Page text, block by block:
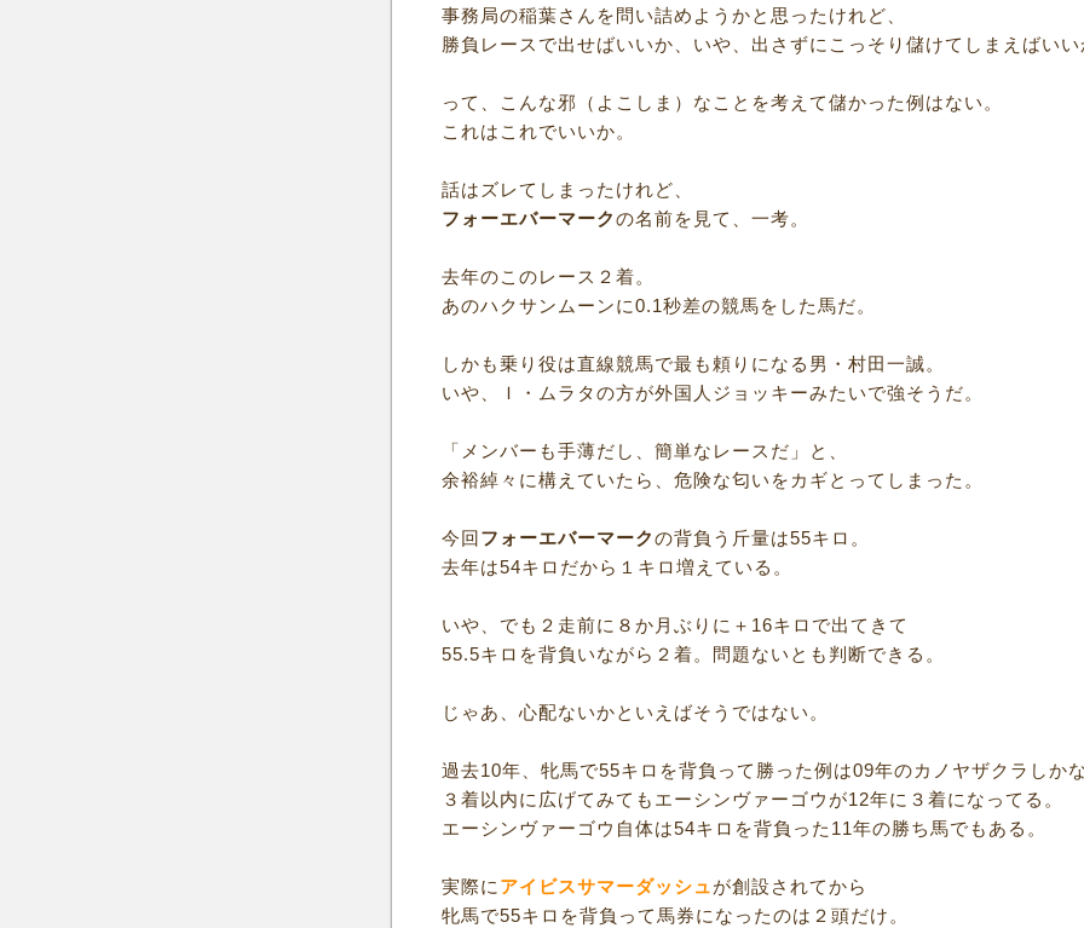
事務局の稲葉さんを問い詰めようかと思ったけれど、
勝負レースで出せばいいか、いや、出さずにこっそり儲けてしまえばい
って、こんな邪（よこしま）なことを考えて儲かった例はない。
これはこれでいいか。
話はズレてしまったけれど、
フォーエバーマークの名前を見て、一考。
去年のこのレース２着。
あのハクサンムーンに0.1秒差の競馬をした馬だ。
しかも乗り役は直線競馬で最も頼りになる男・村田一誠。
いや、Ｉ・ムラタの方が外国人ジョッキーみたいで強そうだ。
「メンバーも手薄だし、簡単なレースだ」と、
余裕綽々に構えていたら、危険な匂いをカギとってしまった。
今回 フォーエバーマークの背負う斤量は55キロ。
去年は54キロだから１キロ増えている。
いや、でも２走前に８か月ぶりに＋16キロで出てきて
55.5キロを背負いながら２着。問題ないとも判断できる。
じゃあ、心配ないかといえばそうではない。
過去10年、牝馬で55キロを背負って勝った例は09年のカノヤザクラしか
３着以内に広げてみてもエーシンヴァーゴウが12年に３着になってる。
エーシンヴァーゴウ自体は54キロを背負った11年の勝ち馬でもある。
実際にアイビスサマーダッシュが創設されてから
牝馬で55キロを背負って馬券になったのは２頭だけ。